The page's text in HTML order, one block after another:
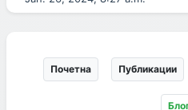
Почетна Публикации